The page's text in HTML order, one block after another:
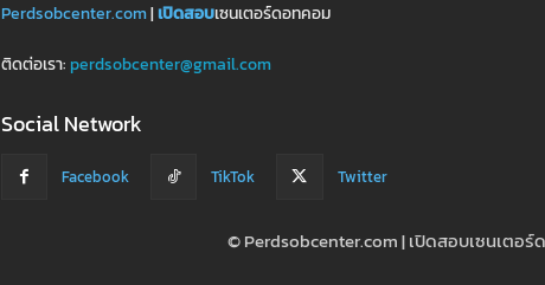
Perdsobcenter.com|เปิดสอบเซนเตอร์ดอทคอม
ติดต่อเรา: perdsobcenter@gmail.com
Social Network
Facebook TikTok Twitter
© Perdsobcenter.com | เปิดสอบเซนเตอร์